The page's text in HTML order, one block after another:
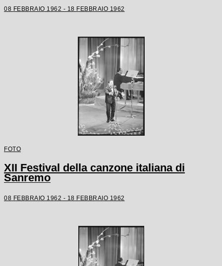
08 FEBBRAIO 1962 - 18 FEBBRAIO 1962
FOTO
XII Festival della canzone italiana di
Sanremo
08 FEBBRAIO 1962 - 18 FEBBRAIO 1962